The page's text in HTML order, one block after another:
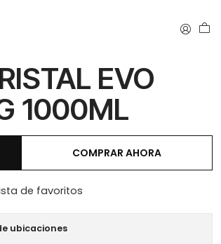
EVO
1000ML
COMPRAR AHORA
de favoritos
ubicaciones